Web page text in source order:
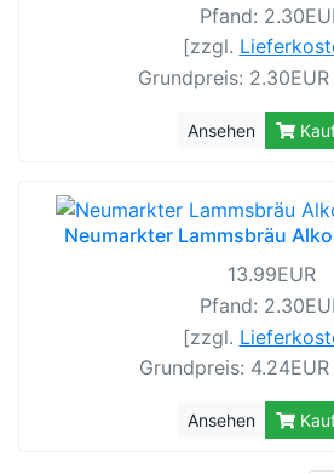
Pfand:
[zzgl.
Grundpreis:
Ansehen
Neumarkter Lammsbräu
13.99EUR
Pfand:
[zzgl.
Grundpreis:
Ansehen